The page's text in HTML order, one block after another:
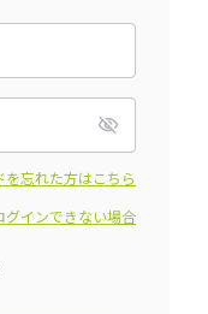
を忘れた方はこちら
グインできない場合